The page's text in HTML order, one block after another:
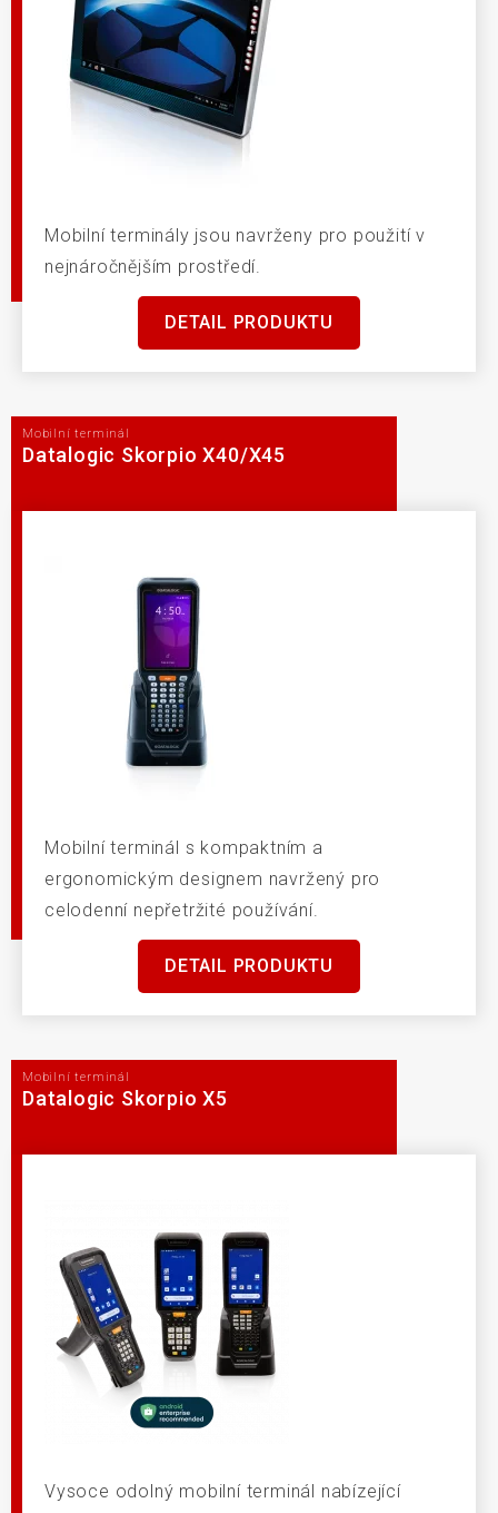
Mobilní terminály jsou navrženy pro použití v
nejnáročnějším prostředí.
DETAIL PRODUKTU
Mobilní terminál
Datalogic Skorpio X40/X45
Mobilní terminál s kompaktním a
ergonomickým designem navržený pro
celodenní nepřetržité používání.
DETAIL PRODUKTU
Mobilní terminál
Datalogic Skorpio X5
Vysoce odolný mobilní terminál nabízející